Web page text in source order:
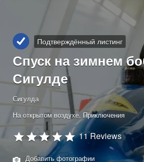
Подтверждённый листинг
Спуск на зимнем
Сигулде
Сигулда
На открытом воздухе Приключения
11 Reviews
Добавить фотографии